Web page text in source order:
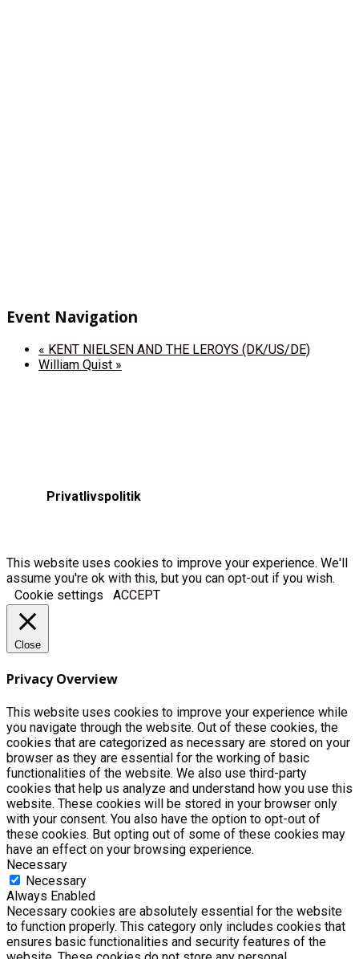
Event Navigation
« KENT NIELSEN AND THE LEROYS (DK/US/DE)
William Quist »
Privatlivspolitik
This website uses cookies to improve your experience. We'll
assume you're ok with this, but you can opt-out if you wish.
Cookie settings
ACCEPT
Close
Privacy Overview
This website uses cookies to improve your experience while
you navigate through the website. Out of these cookies, the
cookies that are categorized as necessary are stored on your
browser as they are essential for the working of basic
functionalities of the website. We also use third-party
cookies that help us analyze and understand how you use this
website. These cookies will be stored in your browser only
with your consent. You also have the option to opt-out of
these cookies. But opting out of some of these cookies may
have an effect on your browsing experience.
Necessary
Necessary
Always Enabled
Necessary cookies are absolutely essential for the website
to function properly. This category only includes cookies that
ensures basic functionalities and security features of the